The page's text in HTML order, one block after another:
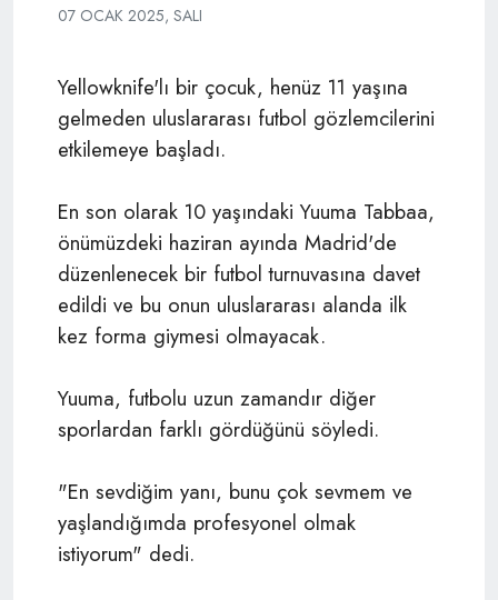
07 OCAK 2025, SALI
Yellowknife'lı bir çocuk, henüz 11 yaşına
gelmeden uluslararası futbol gözlemcilerini
etkilemeye başladı.
En son olarak 10 yaşındaki Yuuma Tabbaa,
önümüzdeki haziran ayında Madrid'de
düzenlenecek bir futbol turnuvasına davet
edildi ve bu onun uluslararası alanda ilk
kez forma giymesi olmayacak.
Yuuma, futbolu uzun zamandır diğer
sporlardan farklı gördüğünü söyledi.
"En sevdiğim yanı, bunu çok sevmem ve
yaşlandığımda profesyonel olmak
istiyorum" dedi.